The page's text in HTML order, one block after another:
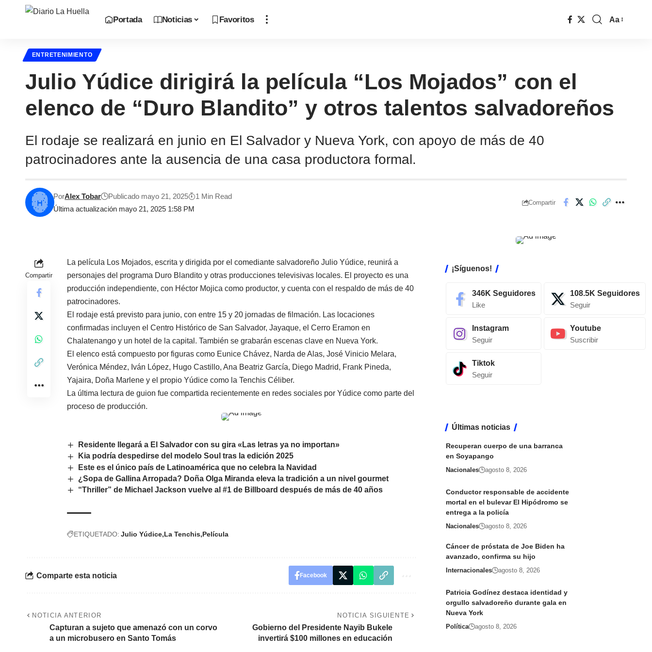
Portada Noticias Favoritos Aa
ENTRETENIMIENTO
Julio Yúdice dirigirá la película “Los Mojados” con el
elenco de “Duro Blandito” y otros talentos salvadoreños
El rodaje se realizará en junio en El Salvador y Nueva York, con apoyo de más de 40
patrocinadores ante la ausencia de una casa productora formal.
Última actualización mayo 21, 2025 1:58 PM
PorAlex Tobar Publicado mayo 21, 2025 1 Min Read
Compartir
Compartir
La película Los Mojados, escrita y dirigida por el comediante salvadoreño Julio Yúdice, reunirá a
personajes del programa Duro Blandito y otras producciones televisivas locales. El proyecto es una
producción independiente, con Héctor Mojica como productor, y cuenta con el respaldo de más de 40
patrocinadores.
El rodaje está previsto para junio, con entre 15 y 20 jornadas de filmación. Las locaciones
confirmadas incluyen el Centro Histórico de San Salvador, Jayaque, el Cerro Eramon en
Chalatenango y un hotel de la capital. También se grabarán escenas clave en Nueva York.
El elenco está compuesto por figuras como Eunice Chávez, Narda de Alas, José Vinicio Melara,
Verónica Méndez, Iván López, Hugo Castillo, Ana Beatriz García, Diego Madrid, Frank Pineda,
Yajaira, Doña Marlene y el propio Yúdice como la Tenchis Céliber.
La última lectura de guion fue compartida recientemente en redes sociales por Yúdice como parte del
proceso de producción.
Residente llegará a El Salvador con su gira «Las letras ya no importan»
Kia podría despedirse del modelo Soul tras la edición 2025
Este es el único país de Latinoamérica que no celebra la Navidad
¿Sopa de Gallina Arropada? Doña Olga Miranda eleva la tradición a un nivel gourmet
“Thriller” de Michael Jackson vuelve al #1 de Billboard después de más de 40 años
ETIQUETADO: Julio Yúdice La Tenchis Película
Comparte esta noticia Facebook
NOTICIA ANTERIOR
Capturan a sujeto que amenazó con un corvo
a un microbusero en Santo Tomás
NOTICIA SIGUIENTE
Gobierno del Presidente Nayib Bukele
invertirá $100 millones en educación
¡Síguenos!
346K Seguidores
Like
108.5K Seguidores
Seguir
Instagram
Seguir
Youtube
Suscribir
Tiktok
Seguir
Últimas noticias
Recuperan cuerpo de una barranca
en Soyapango
Nacionales agosto 8, 2026
Conductor responsable de accidente
mortal en el bulevar El Hipódromo se
entrega a la policía
Nacionales agosto 8, 2026
Cáncer de próstata de Joe Biden ha
avanzado, confirma su hijo
Internacionales agosto 8, 2026
Patricia Godínez destaca identidad y
orgullo salvadoreño durante gala en
Nueva York
Política agosto 8, 2026